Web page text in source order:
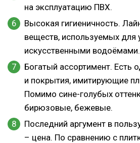
на эксплуатацию ПВХ.
Высокая гигиеничность.
веществ, используемых для
искусственными водоёмами.
Богатый ассортимент. Есть
и покрытия, имитирующие
Помимо сине-голубых
бирюзовые, бежевые.
Последний аргумент в
– цена. По сравнению с